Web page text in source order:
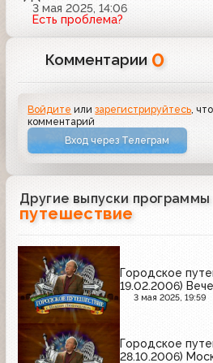
3 мая 2025, 14:06
Есть проблема?
Комментарии 0
Войдите илизарегистрируйтесь ,
комментарий
Вход через Телеграм
Другие выпуски программы
путешествие
Городское
19.02.2006)
3 мая 2025, 19:59
Городское
28.10.2006)